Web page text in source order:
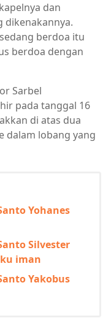
dan
dikenakannya.
berdoa itu
berdoa dengan
Sarbel
pada tanggal 16
di atas dua
dalam lobang yang
Yohanes
Silvester
iman
Yakobus